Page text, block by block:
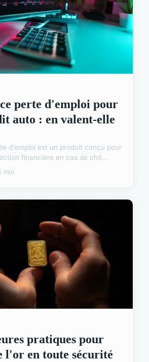
perte d'emploi pour
auto : en valent-elle
d'emploi est un produit conçu pour
financière en cas de chô...
min
pratiques pour
l'or en toute sécurité